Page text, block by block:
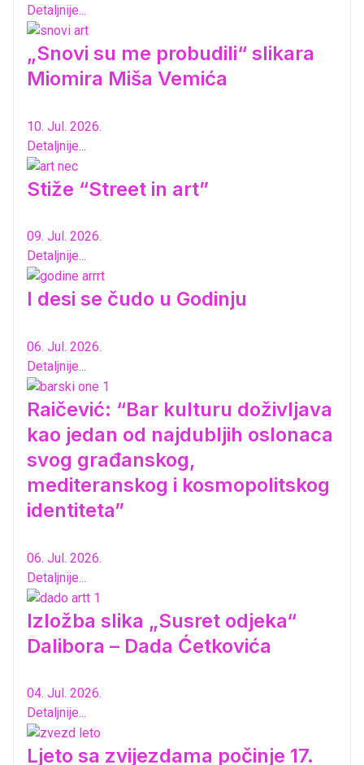
Detaljnije...
„Snovi su me probudili“ slikara
Miomira Miša Vemića
10. Jul. 2026.
Detaljnije...
Stiže “Street in art”
09. Jul. 2026.
Detaljnije...
I desi se čudo u Godinju
06. Jul. 2026.
Detaljnije...
Raičević: “Bar kulturu doživljava
kao jedan od najdubljih oslonaca
svog građanskog,
mediteranskog i kosmopolitskog
identiteta”
06. Jul. 2026.
Detaljnije...
Izložba slika „Susret odjeka“
Dalibora – Dada Ćetkovića
04. Jul. 2026.
Detaljnije...
Ljeto sa zvijezdama počinje 17.